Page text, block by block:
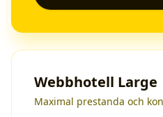
Webbhotell Large
Maximal prestanda och